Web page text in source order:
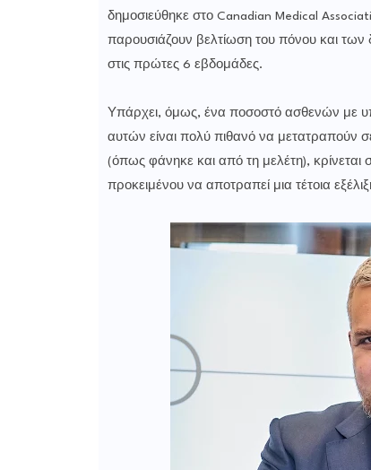
δημοσιεύθηκε στο Canadian Medical
παρουσιάζουν βελτίωση του πόνου και των
στις πρώτες 6 εβδομάδες.
Υπάρχει, όμως, ένα ποσοστό ασθενών με
αυτών είναι πολύ πιθανό να μετατραπούν
(όπως φάνηκε και από τη μελέτη), κρίνεται
προκειμένου να αποτραπεί μια τέτοια